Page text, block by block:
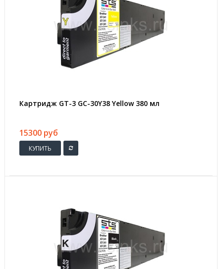
Картридж GT-3 GC-30Y38 Yellow 380 мл
15300 руб
КУПИТЬ